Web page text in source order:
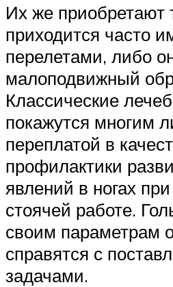
Их же приобретают
приходится часто
перелетами, либо
малоподвижный
Классические
покажутся многим
переплатой в
профилактики
явлений в ногах
стоячей работе.
своим параметрам
справятся с
задачами.